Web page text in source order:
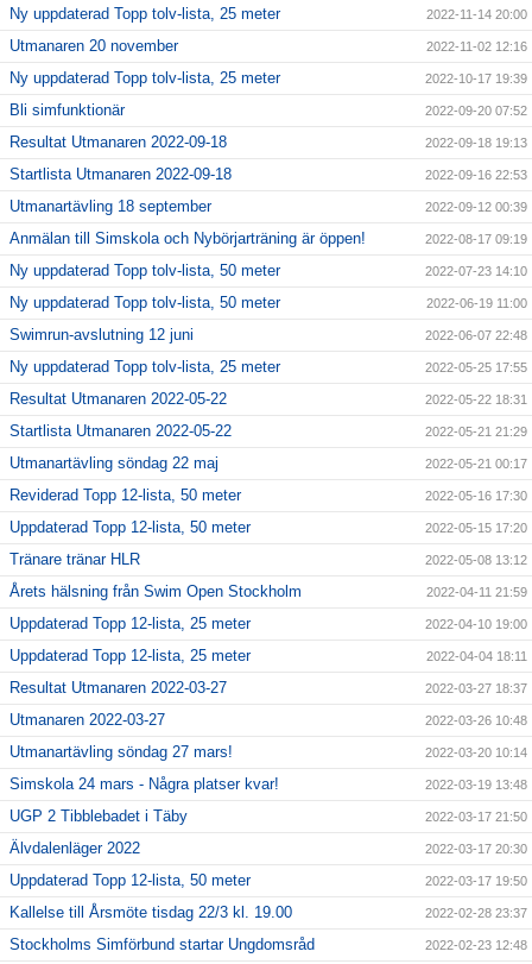
Ny uppdaterad Topp tolv-lista, 25 meter 2022-11-14 20:00
Utmanaren 20 november 2022-11-02 12:16
Ny uppdaterad Topp tolv-lista, 25 meter 2022-10-17 19:39
Bli simfunktionär 2022-09-20 07:52
Resultat Utmanaren 2022-09-18 2022-09-18 19:13
Startlista Utmanaren 2022-09-18 2022-09-16 22:53
Utmanartävling 18 september 2022-09-12 00:39
Anmälan till Simskola och Nybörjarträning är öppen! 2022-08-17 09:19
Ny uppdaterad Topp tolv-lista, 50 meter 2022-07-23 14:10
Ny uppdaterad Topp tolv-lista, 50 meter 2022-06-19 11:00
Swimrun-avslutning 12 juni 2022-06-07 22:48
Ny uppdaterad Topp tolv-lista, 25 meter 2022-05-25 17:55
Resultat Utmanaren 2022-05-22 2022-05-22 18:31
Startlista Utmanaren 2022-05-22 2022-05-21 21:29
Utmanartävling söndag 22 maj 2022-05-21 00:17
Reviderad Topp 12-lista, 50 meter 2022-05-16 17:30
Uppdaterad Topp 12-lista, 50 meter 2022-05-15 17:20
Tränare tränar HLR 2022-05-08 13:12
Årets hälsning från Swim Open Stockholm 2022-04-11 21:59
Uppdaterad Topp 12-lista, 25 meter 2022-04-10 19:00
Uppdaterad Topp 12-lista, 25 meter 2022-04-04 18:11
Resultat Utmanaren 2022-03-27 2022-03-27 18:37
Utmanaren 2022-03-27 2022-03-26 10:48
Utmanartävling söndag 27 mars! 2022-03-20 10:14
Simskola 24 mars - Några platser kvar! 2022-03-19 13:48
UGP 2 Tibblebadet i Täby 2022-03-17 21:50
Älvdalenläger 2022 2022-03-17 20:30
Uppdaterad Topp 12-lista, 50 meter 2022-03-17 19:50
Kallelse till Årsmöte tisdag 22/3 kl. 19.00 2022-02-28 23:37
Stockholms Simförbund startar Ungdomsråd 2022-02-23 12:48